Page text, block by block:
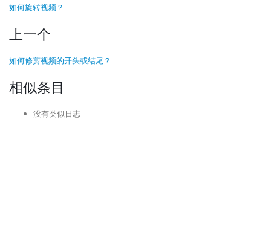
如何旋转视频？
上一个
如何修剪视频的开头或结尾？
相似条目
没有类似日志